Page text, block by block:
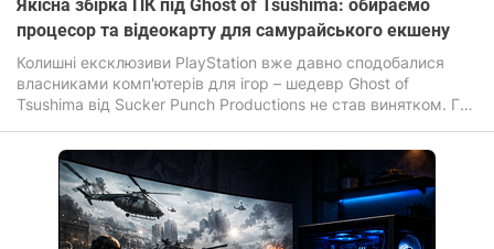
Якісна збірка ПК під Ghost of Tsushima: обираємо
процесор та відеокарту для самурайського екшену
Колишні ексклюзиви PlayStation вже давно сподобалися
власниками комп'ютерів для ігор – шедевр Ghost of
Tsushima від Sucker Punch Productions не став винятком. Гра
летять за вітром та неймовірною кінематографічністю
динамічних поєдинків на катанах.